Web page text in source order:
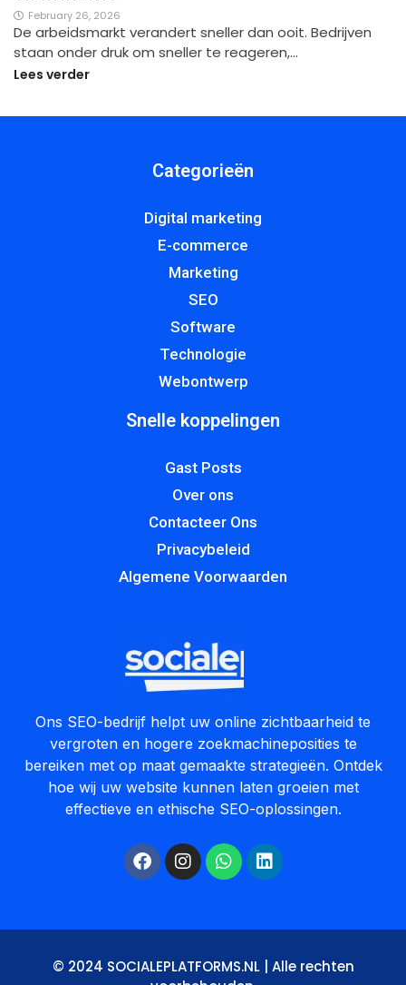
February 26, 2026
De arbeidsmarkt verandert sneller dan ooit. Bedrijven
staan onder druk om sneller te reageren,…
Lees verder
Categorieën
Digital marketing
E-commerce
Marketing
SEO
Software
Technologie
Webontwerp
Snelle koppelingen
Gast Posts
Over ons
Contacteer Ons
Privacybeleid
Algemene Voorwaarden
Ons SEO-bedrijf helpt uw online zichtbaarheid te
vergroten en hogere zoekmachineposities te
bereiken met op maat gemaakte strategieën. Ontdek
hoe wij uw website kunnen laten groeien met
effectieve en ethische SEO-oplossingen.
© 2024 SOCIALEPLATFORMS.NL | Alle rechten